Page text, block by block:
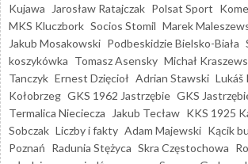
Kujawa
Jarosław Ratajczak Polsat Sport
MKS Kluczbork Socios Stomil Marek
Jakub Mosakowski Podbeskidzie Bielsko-Biała
koszykówka Tomasz Asensky Michał
Tanczyk Ernest Dzięcioł Adrian Stawski Lukáš
Kołobrzeg GKS 1962 Jastrzębie GKS
Termalica Nieciecza
Jakub Tecław KKS 1925
Sobczak Liczby i fakty Adam Majewski Kącik
Poznań Radunia Stężyca Skra Częstochowa